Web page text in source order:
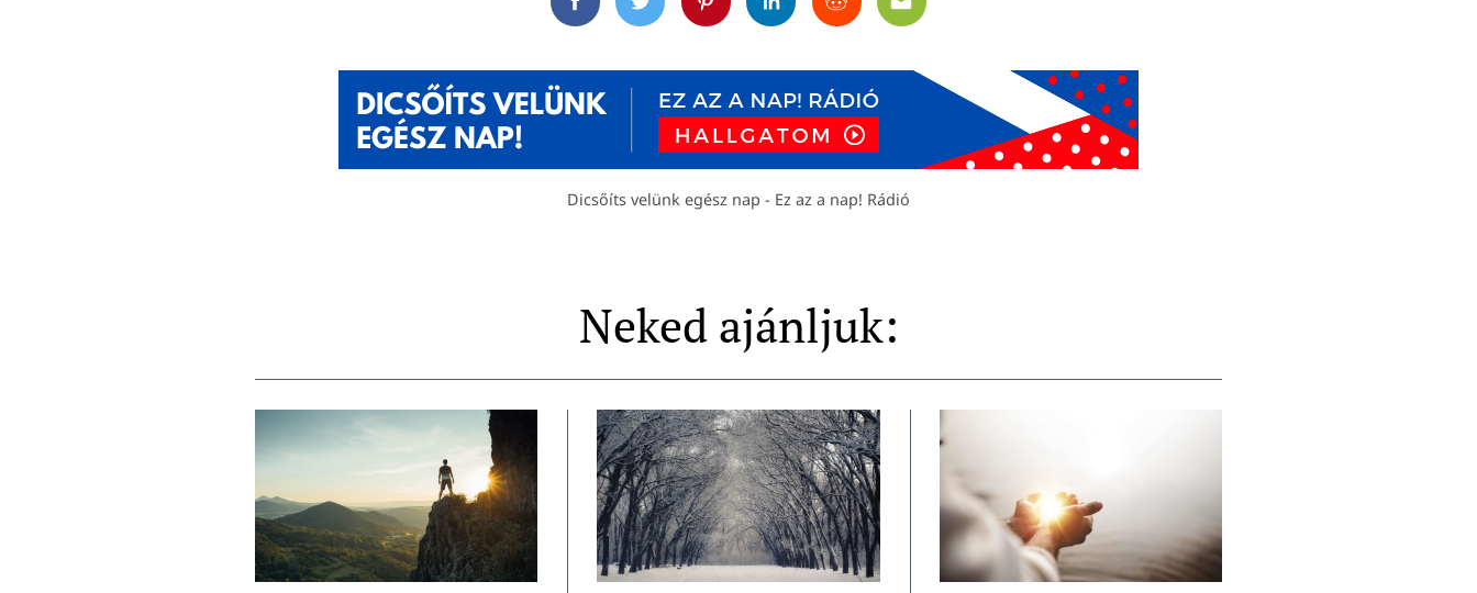
FacebookTwitterPinterestLinkedinRedditEmail
Dicsőíts velünk egész nap - Ez az a nap! Rádió
Neked ajánljuk: